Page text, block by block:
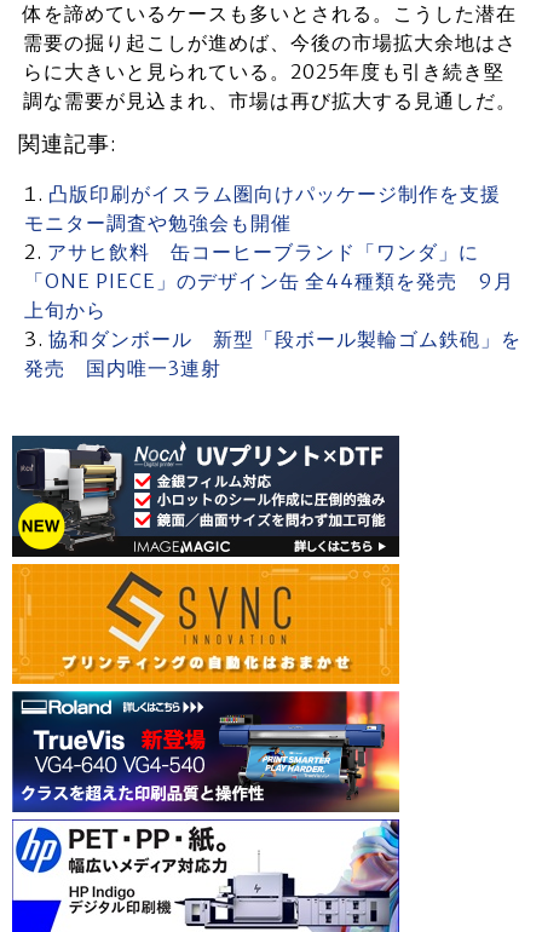
体を諦めているケースも多いとされる。こうした潜在
需要の掘り起こしが進めば、今後の市場拡大余地はさ
らに大きいと見られている。2025年度も引き続き堅
調な需要が見込まれ、市場は再び拡大する見通しだ。
関連記事:
凸版印刷がイスラム圏向けパッケージ制作を支援
モニター調査や勉強会も開催
アサヒ飲料 缶コーヒーブランド「ワンダ」に
「ONE PIECE」のデザイン缶 全44種類を発売 9月
上旬から
協和ダンボール 新型「段ボール製輪ゴム鉄砲」を
発売 国内唯一3連射